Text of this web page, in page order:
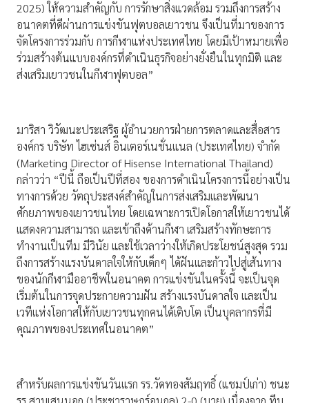
2025) ให้ความสำคัญกับ การรักษาสิ่งแวดล้อม รวมถึงการสร้าง
อนาคตที่ดีผ่านการแข่งขันฟุตบอลเยาวชน จึงเป็นที่มาของการ
จัดโครงการร่วมกับ การกีฬาแห่งประเทศไทย โดยมีเป้าหมายเพื่อ
ร่วมสร้างต้นแบบองค์กรที่ดำเนินธุรกิจอย่างยั่งยืนในทุกมิติ และ
ส่งเสริมเยาวชนในกีฬาฟุตบอล”
มาริสา วิวัฒนะประเสริฐ ผู้อำนวยการฝ่ายการตลาดและสื่อสาร
องค์กร บริษัท ไฮเซ่นส์ อินเตอร์เนชั่นแนล (ประเทศไทย) จำกัด
(Marketing Director of Hisense International Thailand)
กล่าวว่า “ปีนี้ ถือเป็นปีที่สอง ของการดำเนินโครงการนี้อย่างเป็น
ทางการด้วย วัตถุประสงค์สำคัญในการส่งเสริมและพัฒนา
ศักยภาพของเยาวชนไทย โดยเฉพาะการเปิดโอกาสให้เยาวชนได้
แสดงความสามารถ เเละเข้าถึงด้านกีฬา เสริมสร้างทักษะการ
ทำงานเป็นทีม มีวินัย และใช้เวลาว่างให้เกิดประโยชน์สูงสุด รวม
ถึงการสร้างแรงบันดาลใจให้กับเด็กๆ ได้ฝันและก้าวไปสู่เส้นทาง
ของนักกีฬามืออาชีพในอนาคต การแข่งขันในครั้งนี้ จะเป็นจุด
เริ่มต้นในการจุดประกายความฝัน สร้างแรงบันดาลใจ และเป็น
เวทีแห่งโอกาสให้กับเยาวชนทุกคนได้เติบโต เป็นบุคลากรที่มี
คุณภาพของประเทศในอนาคต”
สำหรับผลการแข่งขันวันแรก รร.วัดทองสัมฤทธิ์ (แชมป์เก่า) ชนะ